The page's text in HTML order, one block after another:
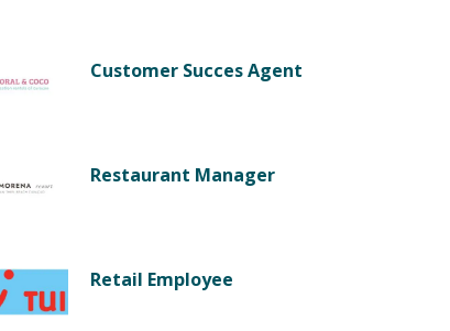
Customer Succes Agent
Restaurant Manager
Retail Employee